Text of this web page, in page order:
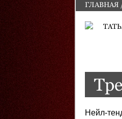
ВЫ
ГЛАВНАЯ
Нейл-